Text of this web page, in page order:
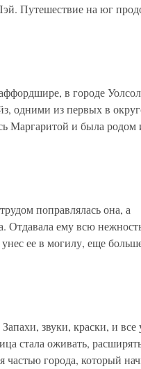
Путешествие на юг
в городе
одними из первых в
Маргаритой и была
поправлялась она, а
Отдавала ему всю
ее в могилу, еще
звуки, краски, и
стала оживать,
частью города, который